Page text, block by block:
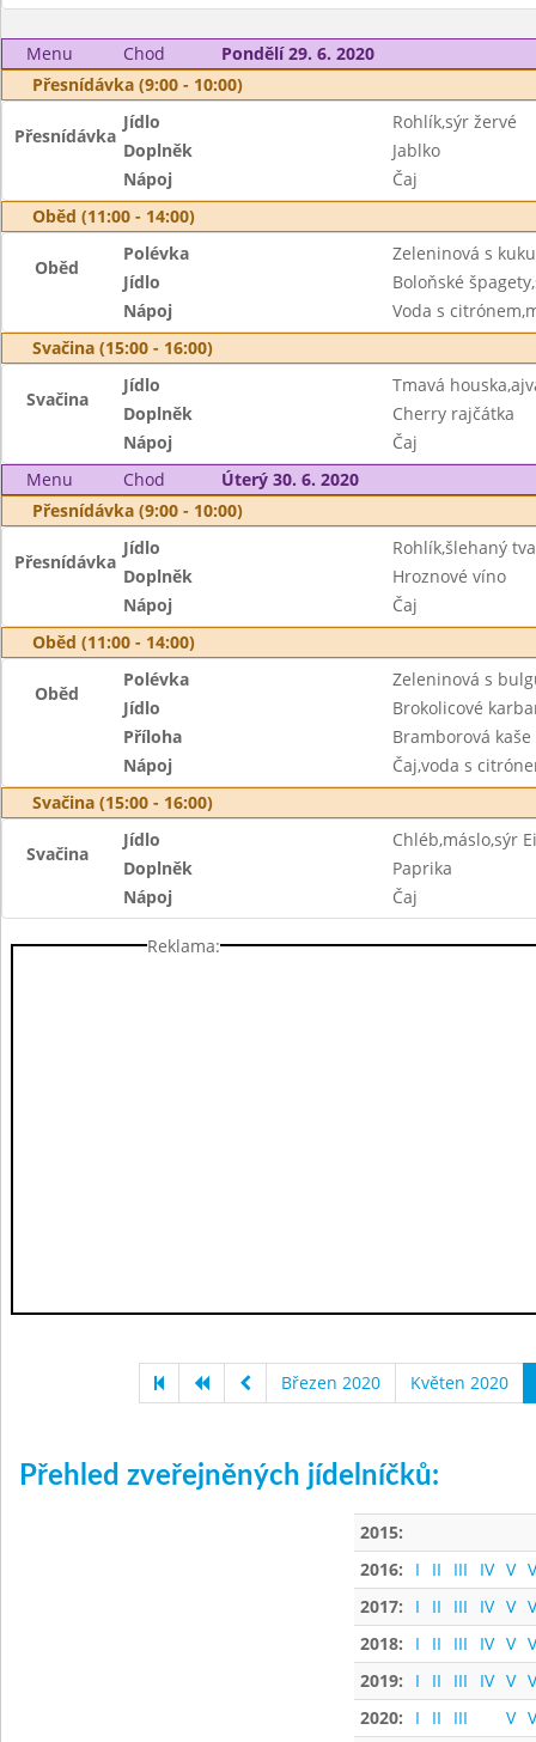
Menu Chod
Pondělí 29. 6. 2020
Přesnídávka (9:00 - 10:00)
Přesnídávka
Jídlo
Rohlík,sýr žervé
Doplněk
Jablko
Nápoj
Čaj
Oběd (11:00 - 14:00)
Oběd
Polévka
Zeleninová s
Jídlo
Boloňské
Nápoj
Voda s
Svačina (15:00 - 16:00)
Svačina
Jídlo
Tmavá
Doplněk
Cherry rajčátka
Nápoj
Čaj
Menu
Chod
Úterý 30. 6. 2020
Přesnídávka (9:00 - 10:00)
Přesnídávka
Jídlo
Rohlík,šlehaný
Doplněk
Hroznové víno
Nápoj
Čaj
Oběd (11:00 - 14:00)
Oběd
Polévka
Zeleninová s
Jídlo
Brokolicové
Příloha
Bramborová kaše
Nápoj
Čaj,voda s
Svačina (15:00 - 16:00)
Svačina
Jídlo
Chléb,máslo,sýr
Doplněk
Paprika
Nápoj
Čaj
Reklama:
Březen 2020 Květen 2020
Přehled zveřejněných jídelníčků:
2015:
2016:
I II III IV V
2017:
I II III IV V
2018:
I II III IV V
2019:
I II III IV V
2020:
I II III V